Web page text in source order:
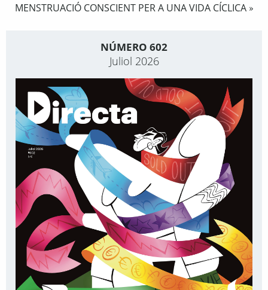
MENSTRUACIÓ CONSCIENT PER A UNA VIDA CÍCLICA»
NÚMERO 602
Juliol 2026